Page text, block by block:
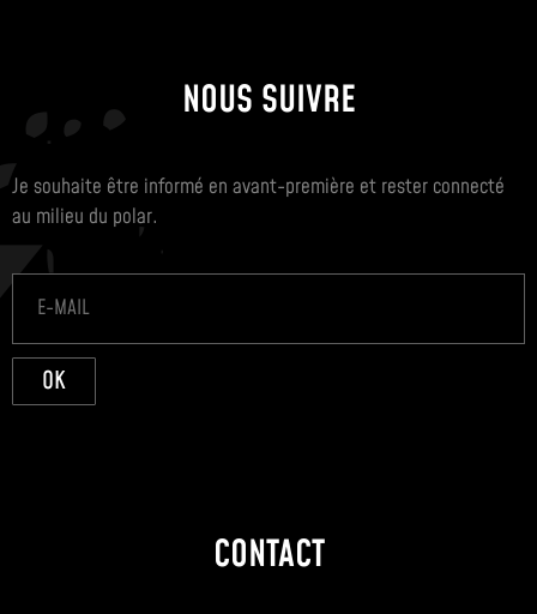
NOUS SUIVRE
Je souhaite être informé en avant-première et rester connecté
au milieu du polar.
OK
CONTACT